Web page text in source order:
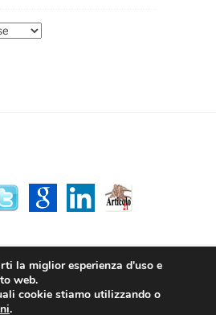
|Privacy Policy | © 2026
la miglior esperienza d'uso e
web.
cookie stiamo utilizzando o
.